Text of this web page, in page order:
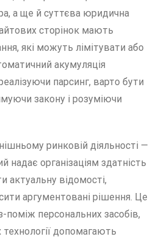
а ще й суттєва юридична
сторінок мають
які можуть лімітувати або
акумуляція
парсинг, варто бути
закону і розуміючи
ринковій діяльності —
надає організаціям здатність
актуальну відомості,
аргументовані рішення. Це
персональних засобів,
допомагають